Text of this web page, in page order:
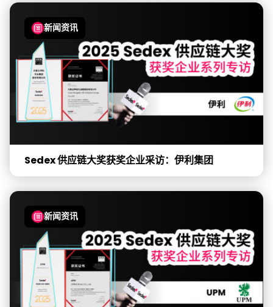
新闻资讯
Sedex 供应链大奖获奖企业采访：伊利集团
新闻资讯